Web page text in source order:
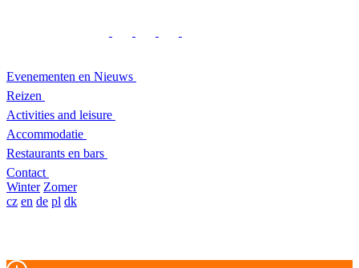
Evenementen en Nieuws
Reizen
Activities and leisure
Accommodatie
Restaurants en bars
Contact
Winter Zomer
cz en de pl dk